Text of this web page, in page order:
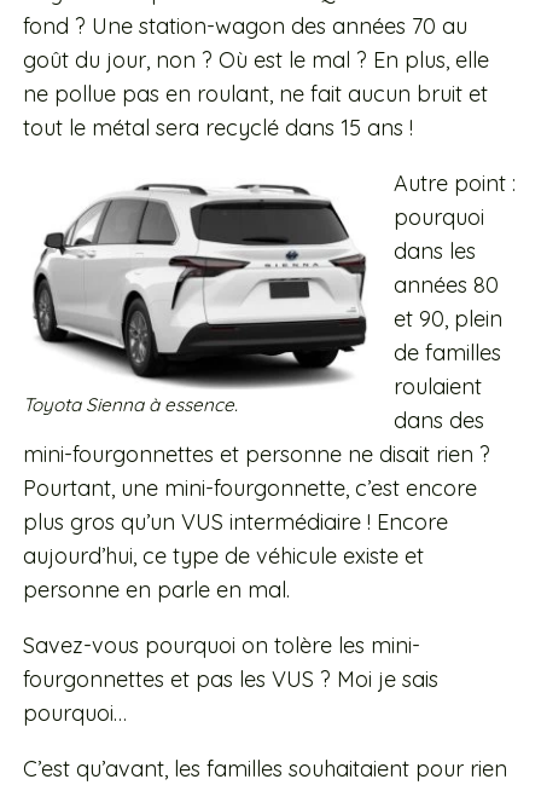
fond ? Une station-wagon des années 70 au
goût du jour, non ? Où est le mal ? En plus, elle
ne pollue pas en roulant, ne fait aucun bruit et
tout le métal sera recyclé dans 15 ans !
Toyota Sienna à essence.
Autre point :
pourquoi
dans les
années 80
et 90, plein
de familles
roulaient
dans des
mini-fourgonnettes et personne ne disait rien ?
Pourtant, une mini-fourgonnette, c’est encore
plus gros qu’un VUS intermédiaire ! Encore
aujourd’hui, ce type de véhicule existe et
personne en parle en mal.
Savez-vous pourquoi on tolère les mini-
fourgonnettes et pas les VUS ? Moi je sais
pourquoi…
C’est qu’avant, les familles souhaitaient pour rien